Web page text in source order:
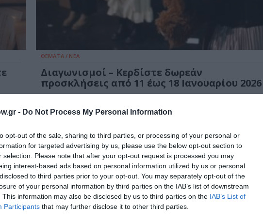
- Do Not Process My Personal Information
opt-out of the sale, sharing to third parties, or processing of your personal or
for targeted advertising by us, please use the below opt-out section to
selection. Please note that after your opt-out request is processed you may
interest-based ads based on personal information utilized by us or personal
to third parties prior to your opt-out. You may separately opt-out of the
of your personal information by third parties on the IAB’s list of downstream
This information may also be disclosed by us to third parties on the IAB’s List of
Participants that may further disclose it to other third parties.
ΘΕΜΑΤΑ / ΝΕΑ
Διαγωνισμοί – Κερδίστε δωρεάν
προσκλήσεις από 11 έως 18 Ιανουαρίου 2026
κερδίσετε προσκλήσεις για διάφορες εκδηλώσεις στην...